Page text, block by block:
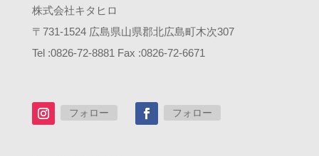
株式会社キタヒロ
〒 731-1524 広島県山県郡北広島町木次307
Tel :0826-72-8881 Fax :0826-72-6671
フォロー フォロー